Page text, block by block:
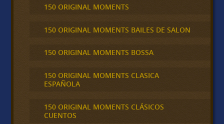
150 ORIGINAL MOMENTS
150 ORIGINAL MOMENTS BAILES DE SALON
150 ORIGINAL MOMENTS BOSSA
150 ORIGINAL MOMENTS CLASICA
ESPAÑOLA
150 ORIGINAL MOMENTS CLÁSICOS
CUENTOS